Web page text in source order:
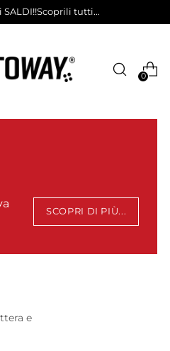
tutti...
0
SCOPRI DI PIÙ...
e